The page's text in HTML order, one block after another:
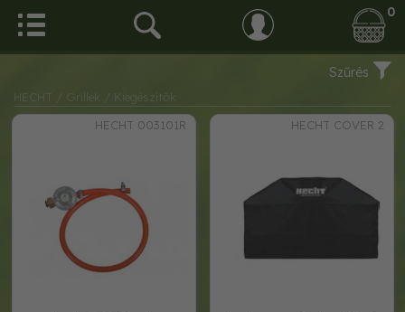
0
Szűrés
HECHT / Grillek
/ Kiegészítők
HECHT 003101R
HECHT COVER 2